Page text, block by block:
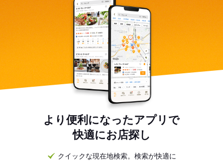
より便利になったアプリで
快適にお店探し
クイックな現在地検索。検索が快適に